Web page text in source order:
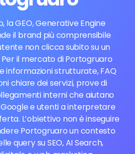
la GEO, Generative Engine
il brand più comprensibile
non clicca subito su un
il mercato di Portogruaro
informazioni strutturate, FAQ
chiare dei servizi, prove di
interni che aiutano
e utenti a interpretare
L’obiettivo non è inseguire
Portogruaro un contesto
query su SEO, AI Search,